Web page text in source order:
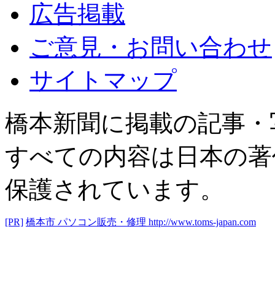
広告掲載
ご意見・お問い合わせ
サイトマップ
橋本新聞に掲載の記事
すべての内容は日本の
保護されています。
[PR] 橋本市 パソコン販売・修理 http://www.toms-japan.com